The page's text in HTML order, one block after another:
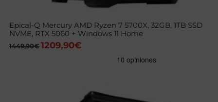
Epical-Q Mercury AMD Ryzen 7 5700X, 32GB, 1TB SSD
NVME, RTX 5060 + Windows 11 Home
1449,90€ El
1209,90€